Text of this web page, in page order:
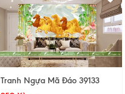
Tranh Ngựa Mã Đáo 39133